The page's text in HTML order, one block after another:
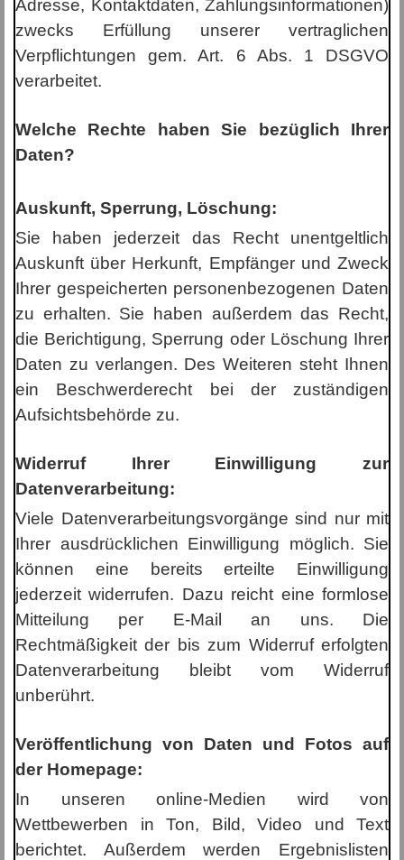
Adresse, Kontaktdaten, Zahlungsinformationen)
zwecks Erfüllung unserer vertraglichen
Verpflichtungen gem. Art. 6 Abs. 1 DSGVO
verarbeitet.
Welche Rechte haben Sie bezüglich Ihrer
Daten?
Auskunft, Sperrung, Löschung:
Sie haben jederzeit das Recht unentgeltlich
Auskunft über Herkunft, Empfänger und Zweck
Ihrer gespeicherten personenbezogenen Daten
zu erhalten. Sie haben außerdem das Recht,
die Berichtigung, Sperrung oder Löschung Ihrer
Daten zu verlangen. Des Weiteren steht Ihnen
ein Beschwerderecht bei der zuständigen
Aufsichtsbehörde zu.
Widerruf Ihrer Einwilligung zur
Datenverarbeitung:
Viele Datenverarbeitungsvorgänge sind nur mit
Ihrer ausdrücklichen Einwilligung möglich. Sie
können eine bereits erteilte Einwilligung
jederzeit widerrufen. Dazu reicht eine formlose
Mitteilung per E-Mail an uns. Die
Rechtmäßigkeit der bis zum Widerruf erfolgten
Datenverarbeitung bleibt vom Widerruf
unberührt.
Veröffentlichung von Daten und Fotos auf
der Homepage:
In unseren online-Medien wird von
Wettbewerben in Ton, Bild, Video und Text
berichtet. Außerdem werden Ergebnislisten